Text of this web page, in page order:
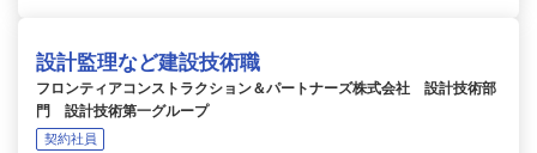
設計監理など建設技術職
フロンティアコンストラクション＆パートナーズ株式会社 設計技術部
門 設計技術第一グループ
契約社員